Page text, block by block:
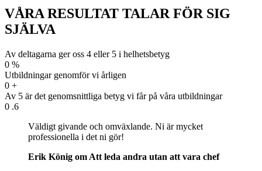
VÅRA RESULTAT TALAR FÖR SIG
SJÄLVA
Av deltagarna ger oss 4 eller 5 i helhetsbetyg
0 %
Utbildningar genomför vi årligen
0 +
Av 5 är det genomsnittliga betyg vi får på våra utbildningar
0 .6
Väldigt givande och omväxlande. Ni är mycket
professionella i det ni gör!
Erik König om Att leda andra utan att vara chef